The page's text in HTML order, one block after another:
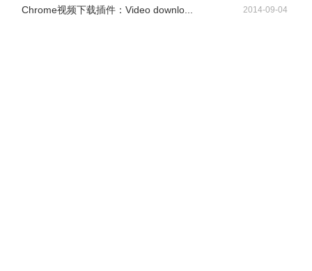
Chrome视频下载插件：Video downlo... 2014-09-04